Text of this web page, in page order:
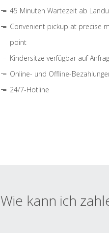
45 Minuten Wartezeit ab
Convenient pickup at precise
point
Kindersitze verfügbar auf
Online- und Offline-
24/7-Hotline
Wie kann ich